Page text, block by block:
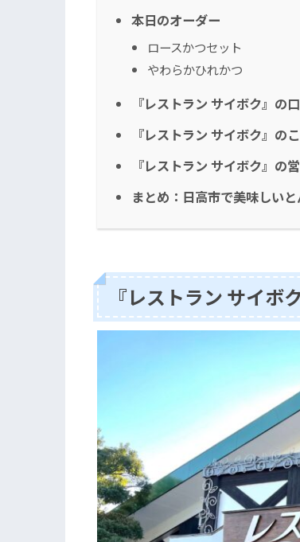
本日のオーダー
ロースかつセット
やわらかひれかつ
『レストラン サイボク』の
『レストラン サイボク』の
『レストラン サイボク』の
まとめ：日高市で美味しい
『レストラン サイボ